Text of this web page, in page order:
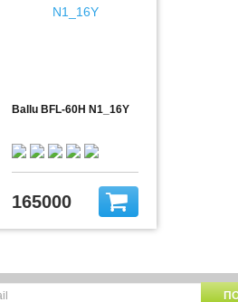
Ballu BFL-60H N1_16Y
165000